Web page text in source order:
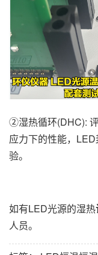
②湿热循环(DHC):
应力下的性能，
验。
如有LED光源的湿热
人员。